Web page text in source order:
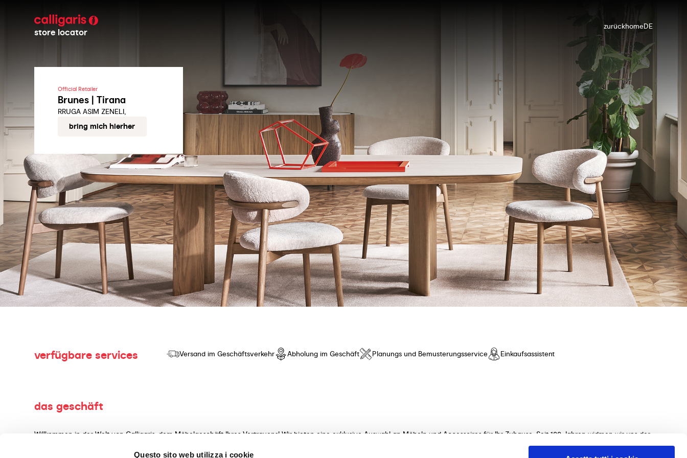
Questo sito web utilizza i cookie
store locator
zurückhomeDE
Official Retailer
Brunes | Tirana
RRUGA ASIM ZENELI,
bring mich hierher
verfügbare services Versand im Geschäftsverkehr Abholung im Geschäft Planungs und Bemusterungsservice Einkaufsassistent
das geschäft
Willkommen in der Welt von Calligaris, dem Möbelgeschäft Ihres Vertrauens! Wir bieten eine exklusive Auswahl an Möbeln und Accessoires für Ihr Zuhause. Seit 100 Jahren widmen wir uns der
Herstellung und dem Verkauf von hochwertigen Produkten mit innovativem Design und besonderem Komfort. Entdecken Sie unsere Kollektionen von Tischen, Stühlen, Betten, Sofas und